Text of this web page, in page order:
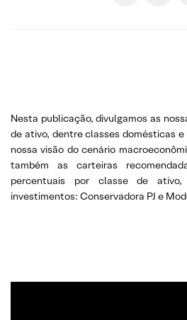
Nesta publicação, divulgamos as
de ativo, dentre classes domésticas
nossa visão do cenário
também as carteiras
percentuais por classe de
investimentos: Conservadora PJ e